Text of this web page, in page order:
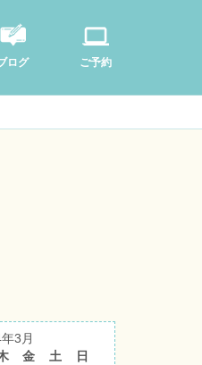
ログ ご予約
3月
金 土
日